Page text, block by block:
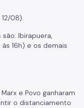
08).
Ibirapuera,
16h) e os demais
e Povo ganharam
o distanciamento